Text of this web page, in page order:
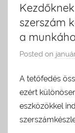
szerszám
a
Posted on
A tetőfedés
ezért
eszközökkel